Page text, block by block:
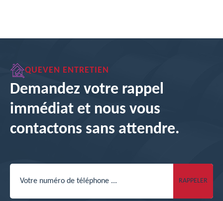
QUEVEN ENTRETIEN
Demandez votre rappel
immédiat et nous vous
contactons sans attendre.